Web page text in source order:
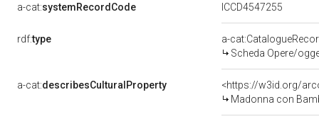
a-cat:systemRecordCode ICCD4547255
rdf:type
a-
Scheda Opere/
a-cat:describesCulturalProperty
<https://w3id.org/
Madonna con